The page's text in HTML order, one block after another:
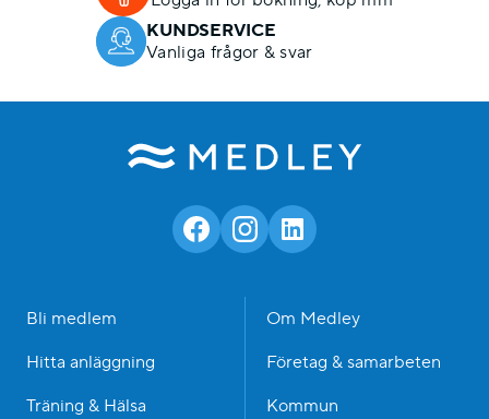
KUNDSERVICE
Vanliga frågor & svar
Bli medlem
Hitta anläggning
Träning & Hälsa
Om Medley
Företag & samarbeten
Kommun